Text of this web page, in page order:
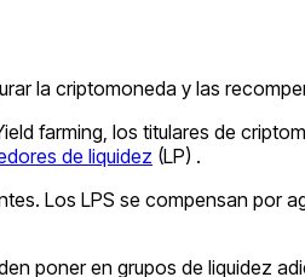
la criptomoneda y las
farming, los titulares de
de liquidez (LP) .
Los LPS se compensan por
poner en grupos de liquidez